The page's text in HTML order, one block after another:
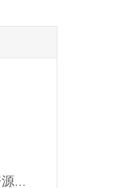
“汶上芦花鸡”被列入国家级畜禽遗传资源保护名录